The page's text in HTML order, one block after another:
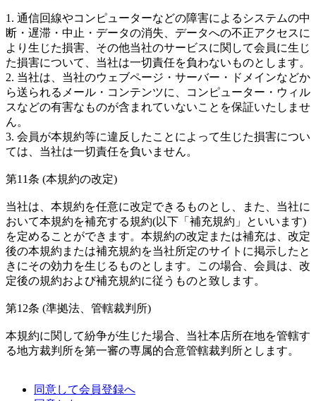
1. 通信回線やコンピューターなどの障害によるシステムの中
断・遅滞・中止・データの消失、データへの不正アクセスに
より生じた損害、その他当社のサービスに関して会員に生じ
た損害について、当社は一切責任を負わないものとします。
2. 当社は、当社のウェブページ・サーバー・ドメインなどか
ら送られるメール・コンテンツに、コンピューター・ウィル
スなどの有害なものが含まれていないことを保証いたしませ
ん。
3. 会員が本規約等に違反したことによって生じた損害につい
ては、当社は一切責任を負いません。
第11条 (本規約の改定)
当社は、本規約を任意に改定できるものとし、また、当社に
おいて本規約を補充する規約(以下「補充規約」といいます)
を定めることができます。本規約の改定または補充は、改定
後の本規約または補充規約を当社所定のサイトに掲示したと
きにその効力を生じるものとします。この場合、会員は、改
定後の規約および補充規約に従うものと致します。
第12条 (準拠法、管轄裁判所)
本規約に関して紛争が生じた場合、当社本店所在地を管轄す
る地方裁判所を第一審の専属的合意管轄裁判所とします。
同意して会員登録へ